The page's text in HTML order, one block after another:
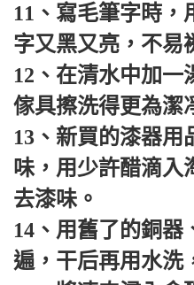
11、寫毛筆字時，
字又黑又亮，不易
12、在清水中加一
傢具擦洗得更為潔
13、新買的漆器用
味，用少許醋滴入
去漆味。
14、用舊了的銅器
遍，干后再用水洗